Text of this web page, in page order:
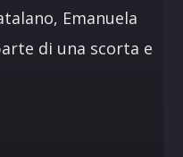
Emanuela
di una scorta e